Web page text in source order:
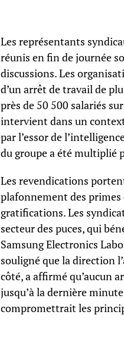
Les représentants
réunis en fin de journée
discussions. Les
d’un arrêt de travail de
près de 50 500 salariés
intervient dans un
par l’essor de
du groupe a été multiplié
Les revendications
plafonnement des primes
gratifications. Les
secteur des puces, qui
Samsung Electronics
souligné que la direction
côté, a affirmé qu’aucun
jusqu’à la dernière
compromettrait les